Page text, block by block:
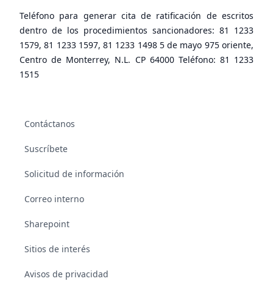
Teléfono para generar cita de ratificación de escritos
dentro de los procedimientos sancionadores: 81 1233
1579, 81 1233 1597, 81 1233 1498 5 de mayo 975 oriente,
Centro de Monterrey, N.L. CP 64000 Teléfono: 81 1233
1515
Contáctanos
Suscríbete
Solicitud de información
Correo interno
Sharepoint
Sitios de interés
Avisos de privacidad